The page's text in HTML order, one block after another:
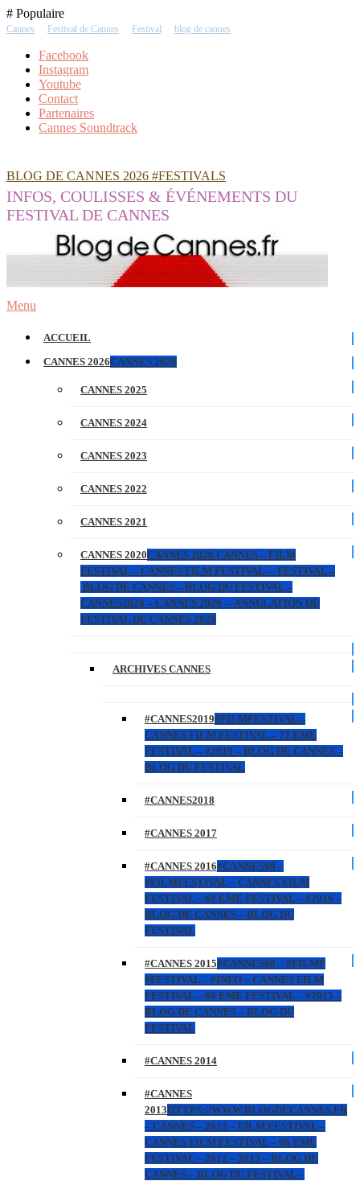
Skip
To
# Populaire
Cannes Festival de Cannes Festival blog de cannes
Facebook
Instagram
Youtube
Contact
Partenaires
Cannes Soundtrack
BLOG DE CANNES 2026 #FESTIVALS
INFOS, COULISSES & ÉVÉNEMENTS DU
FESTIVAL DE CANNES
Menu
ACCUEIL
CANNES 2026CANNES 2026
CANNES 2025
CANNES 2024
CANNES 2023
CANNES 2022
CANNES 2021
CANNES 2020CANNES 2020 CANNES – FILM
FESTIVAL – CANNES FILM FESTIVAL – FESTIVAL –
BLOG DE CANNES – BLOG DU FESTIVAL –
CANNES2020 – CANNES 2020 – ANNULATION DU
FESTIVAL DE CANNES 2020
ARCHIVES CANNES
#CANNES2019#FILMFESTIVAL –
CANNES FILM FESTIVAL – 72 EME
FESTIVAL – #2019 – BLOG DE CANNES –
BLOG DU FESTIVAL
#CANNES2018
#CANNES 2017
#CANNES 2016#CANNES69 –
#FILMFESTIVAL – CANNES FILM
FESTIVAL – 69 EME FESTIVAL – #2016 –
BLOG DE CANNES – BLOG DU
FESTIVAL
#CANNES 2015#CANNES68 – #FILMF
#FESTIVAL – #INFO – CANNES FILM
FESTIVAL – 68 EME FESTIVAL – #2015 –
BLOG DE CANNES – BLOG DU
FESTIVAL
#CANNES 2014
#CANNES
2013HTTPS://WWW.BLOGDECANNES.FR
– CANNES – 2013 – FILM FESTIVAL –
CANNES FILM FESTIVAL – 66 EME
FESTIVAL – 2012 – 2013 – BLOG DE
CANNES – BLOG DU FESTIVAL –